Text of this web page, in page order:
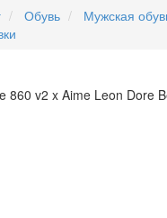
Обувь
Мужская
860 v2 x Aime Leon Dore